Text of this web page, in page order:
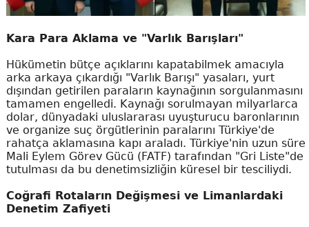
Kara Para Aklama ve "Varlık Barışları"
Hükümetin bütçe açıklarını kapatabilmek amacıyla
arka arkaya çıkardığı "Varlık Barışı" yasaları, yurt
dışından getirilen paraların kaynağının sorgulanmasını
tamamen engelledi. Kaynağı sorulmayan milyarlarca
dolar, dünyadaki uluslararası uyuşturucu baronlarının
ve organize suç örgütlerinin paralarını Türkiye'de
rahatça aklamasına kapı araladı. Türkiye'nin uzun süre
Mali Eylem Görev Gücü (FATF) tarafından "Gri Liste"de
tutulması da bu denetimsizliğin küresel bir tesciliydi.
Coğrafi Rotaların Değişmesi ve Limanlardaki
Denetim Zafiyeti